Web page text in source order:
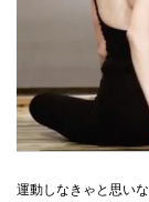
運動しなきゃと思い